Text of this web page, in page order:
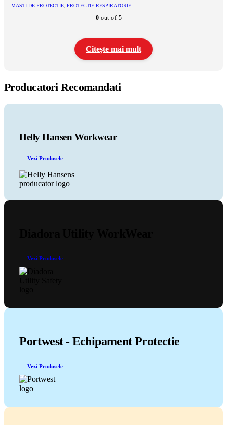
MASTI DE PROTECTIE, PROTECTIE RESPIRATORIE
0 out of 5
Citește mai mult
Producatori Recomandati
Helly Hansen Workwear
Vezi Produsele
Vezi Produsele
Portwest - Echipament Protectie
Vezi Produsele